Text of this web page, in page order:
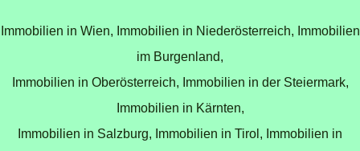
Immobilien in Wien, Immobilien in Niederösterreich, Immobilien
im Burgenland,
Immobilien in Oberösterreich, Immobilien in der Steiermark,
Immobilien in Kärnten,
Immobilien in Salzburg, Immobilien in Tirol, Immobilien in